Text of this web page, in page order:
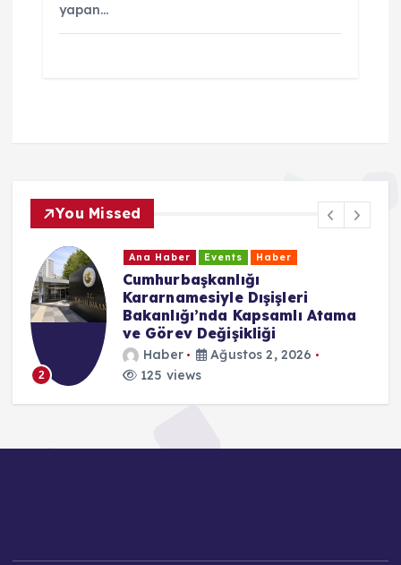
yapan…
You Missed
2
Ana Haber Events Haber
Cumhurbaşkanlığı
Kararnamesiyle Dışişleri
Bakanlığı’nda Kapsamlı Atama
ve Görev Değişikliği
Haber
Ağustos 2, 2026
125 views